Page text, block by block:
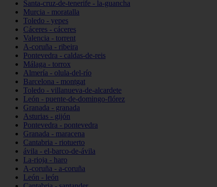
Santa-cruz-de-tenerife - la-guancha
Murcia - moratalla
Toledo - yepes
Cáceres - cáceres
Valencia - torrent
A-coruña - ribeira
Pontevedra - caldas-de-reis
Málaga - torrox
Almería - olula-del-río
Barcelona - montgat
Toledo - villanueva-de-alcardete
León - puente-de-domingo-flórez
Granada - granada
Asturias - gijón
Pontevedra - pontevedra
Granada - maracena
Cantabria - riotuerto
ávila - el-barco-de-ávila
La-rioja - haro
A-coruña - a-coruña
León - león